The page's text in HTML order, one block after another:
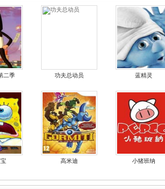
二季 功夫总动员 蓝精灵
高米迪 小猪班纳